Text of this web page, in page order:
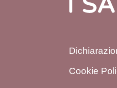
Cookie